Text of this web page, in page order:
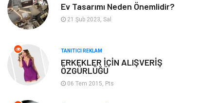
Anne & Çocuk Müzik
Tatil Genel Kültür
Emlak
Ev Tasarımı Neden Önemlidir?
21 Şub 2023, Sal
TANITICI REKLAM
ERKEKLER İÇİN ALIŞVERİŞ
ÖZGÜRLÜĞÜ
06 Tem 2015, Pts